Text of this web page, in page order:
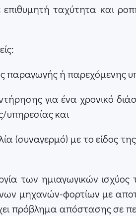
ταχύτητα και
παραγωγής ή παρεχόμενης
για ένα χρονικό
και
(συναγερμό) με το είδος
των ημιαγωγικών
μηχανών-φορτίων με
πρόβλημα απόστασης σε